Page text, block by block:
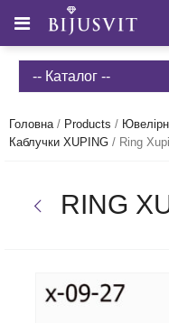
-- Каталог --
Головна/ Products /
Каблучки XUPING / Ring
RING